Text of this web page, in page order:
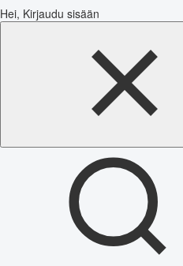
Hei, Kirjaudu sisään